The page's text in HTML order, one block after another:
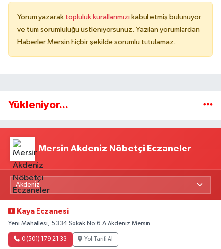
Yorum yazarak topluluk kurallarımızı kabul etmiş bulunuyor
ve tüm sorumluluğu üstleniyorsunuz. Yazılan yorumlardan
Haberler Mersin hiçbir şekilde sorumlu tutulamaz.
Yükleniyor...
Mersin Akdeniz Nöbetçi Eczaneler
Kaya Eczanesi
Yeni Mahallesi, 5334.Sokak No:6 A Akdeniz Mersin
0 (501) 179 21 33 Yol Tarifi Al